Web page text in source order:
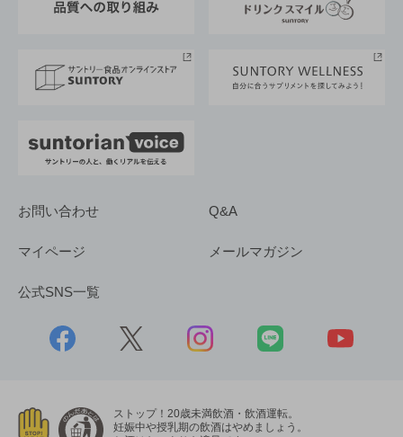
採用情報
お問い合わせ Q&A
マイページ メールマガジン
公式SNS一覧
ストップ！20歳未満飲酒・飲酒運転。
妊娠中や授乳期の飲酒はやめましょう。